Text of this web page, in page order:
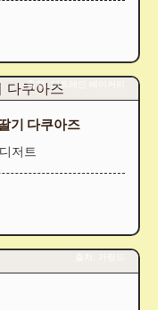
출처: 디트레인 베이커리
기 다쿠아즈
저트